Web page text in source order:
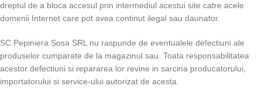
dreptul de a bloca accesul prin intermediul acestui site catre acele
domenii Internet care pot avea continut ilegal sau daunator.
SC Pepiniera Șosa SRL nu raspunde de eventualele defectiuni ale
produselor cumparate de la magazinul sau. Toata responsabilitatea
acestor defectiuni si repararea lor revine in sarcina producatorului,
importatorului si service-ului autorizat de acesta.